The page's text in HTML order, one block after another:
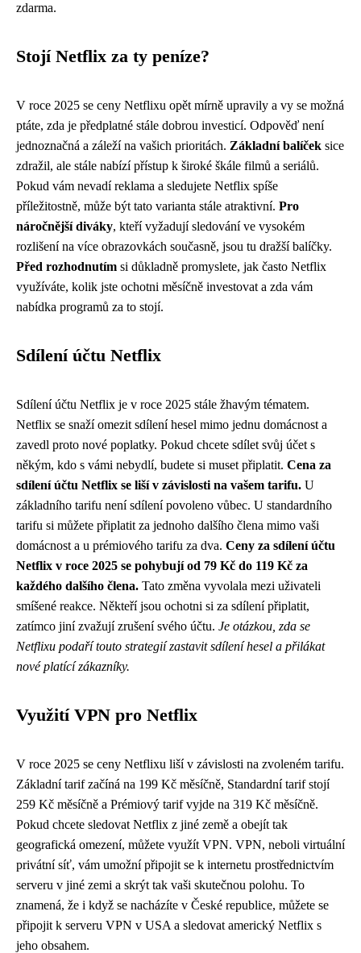
zdarma.
Stojí Netflix za ty peníze?
V roce 2025 se ceny Netflixu opět mírně upravily a vy se možná
ptáte, zda je předplatné stále dobrou investicí. Odpověď není
jednoznačná a záleží na vašich prioritách. Základní balíček sice
zdražil, ale stále nabízí přístup k široké škále filmů a seriálů.
Pokud vám nevadí reklama a sledujete Netflix spíše
příležitostně, může být tato varianta stále atraktivní. Pro
náročnější diváky, kteří vyžadují sledování ve vysokém
rozlišení na více obrazovkách současně, jsou tu dražší balíčky.
Před rozhodnutím si důkladně promyslete, jak často Netflix
využíváte, kolik jste ochotni měsíčně investovat a zda vám
nabídka programů za to stojí.
Sdílení účtu Netflix
Sdílení účtu Netflix je v roce 2025 stále žhavým tématem.
Netflix se snaží omezit sdílení hesel mimo jednu domácnost a
zavedl proto nové poplatky. Pokud chcete sdílet svůj účet s
někým, kdo s vámi nebydlí, budete si muset připlatit. Cena za
sdílení účtu Netflix se liší v závislosti na vašem tarifu. U
základního tarifu není sdílení povoleno vůbec. U standardního
tarifu si můžete připlatit za jednoho dalšího člena mimo vaši
domácnost a u prémiového tarifu za dva. Ceny za sdílení účtu
Netflix v roce 2025 se pohybují od 79 Kč do 119 Kč za
každého dalšího člena. Tato změna vyvolala mezi uživateli
smíšené reakce. Někteří jsou ochotni si za sdílení připlatit,
zatímco jiní zvažují zrušení svého účtu. Je otázkou, zda se
Netflixu podaří touto strategií zastavit sdílení hesel a přilákat
nové platící zákazníky.
Využití VPN pro Netflix
V roce 2025 se ceny Netflixu liší v závislosti na zvoleném tarifu.
Základní tarif začíná na 199 Kč měsíčně, Standardní tarif stojí
259 Kč měsíčně a Prémiový tarif vyjde na 319 Kč měsíčně.
Pokud chcete sledovat Netflix z jiné země a obejít tak
geografická omezení, můžete využít VPN. VPN, neboli virtuální
privátní síť, vám umožní připojit se k internetu prostřednictvím
serveru v jiné zemi a skrýt tak vaši skutečnou polohu. To
znamená, že i když se nacházíte v České republice, můžete se
připojit k serveru VPN v USA a sledovat americký Netflix s
jeho obsahem.